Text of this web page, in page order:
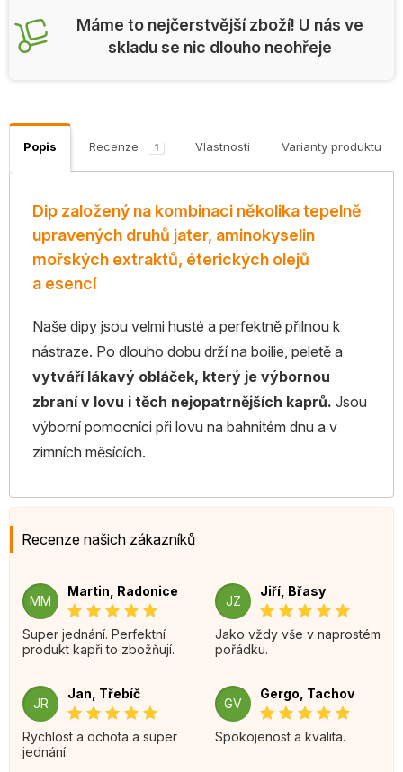
Máme to nejčerstvější zboží! U nás ve
skladu se nic dlouho neohřeje
Popis Recenze 1 Vlastnosti Varianty produktu
Dip založený na kombinaci několika tepelně
upravených druhů jater, aminokyselin
mořských extraktů, éterických olejů
a esencí
Naše dipy jsou velmi husté a perfektně přilnou k
nástraze. Po dlouho dobu drží na boilie, peletě a
vytváří lákavý obláček, který je výbornou
zbraní v lovu i těch nejopatrnějších kaprů. Jsou
výborní pomocníci při lovu na bahnitém dnu a v
zimních měsících.
Recenze našich zákazníků
MM
Martin, Radonice
Super jednání. Perfektní
produkt kapři to zbožňují.
JZ
Jiří, Břasy
Jako vždy vše v naprostém
pořádku.
JR
Jan, Třebíč
Rychlost a ochota a super
jednání.
GV
Gergo, Tachov
Spokojenost a kvalita.